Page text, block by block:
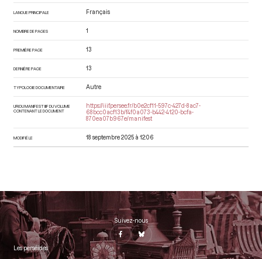
LANGUE PRINCIPALE Français
NOMBRE DE PAGES 1
PREMIÈRE PAGE 13
DERNIÈRE PAGE 13
TYPOLOGIE DOCUMENTAIRE Autre
URI DU MANIFEST IIIF DU VOLUME
CONTENANT LE DOCUMENT
https://iiif.persee.fr/b0e2cf11-597c-427d-8ac7-
68bcc0acf13b/f4f0a073-b442-4120-bcfa-
870ea07b967e/manifest
MODIFIÉ LE 18 septembre 2025 à 12:06
Suivez-nous
Les perséides